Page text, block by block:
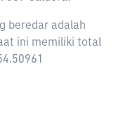
beredar adalah
ini memiliki total